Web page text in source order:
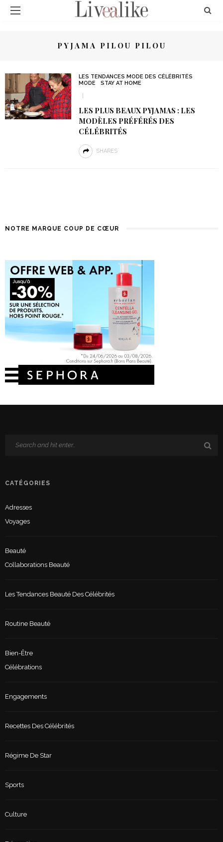
PYJAMA PILOU PILOU
LES TENDANCES MODE DES CÉLÉBRITÉS
MODE
STAY AT HOME
LES PLUS BEAUX PYJAMAS : LES
MODÈLES PRÉFÉRÉS DES
CÉLÉBRITÉS
SHARES
NOTRE MARQUE COUP DE CŒUR
CATÉGORIES
Adresses
Voyages
Beauté
Collaborations Beauté
Les Tendances Beauté Des Célébrités
Routine Beauté
Bien-Être
Célébrations
Engagements
Recettes Des Célébrités
Régime De Star
Sports
Culture